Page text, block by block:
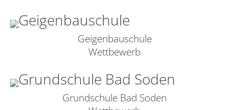
Geigenbauschule
Wettbewerb
Grundschule Bad Soden